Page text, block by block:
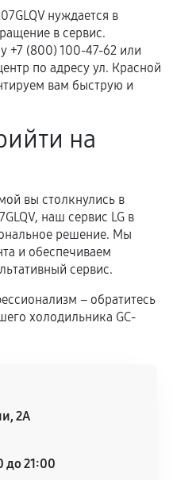
нуждается в
в сервис.
+7 (800) 100-47-62 или
по адресу ул. Красной
вам быструю и
на
вы столкнулись в
наш сервис LG в
решение. Мы
и обеспечиваем
сервис.
– обратитесь
холодильника GC-
2А
до 21:00